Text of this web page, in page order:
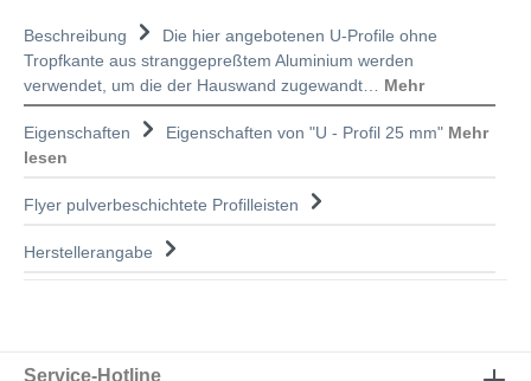
Beschreibung
Die hier angebotenen U-Profile ohne
Tropfkante aus stranggepreßtem Aluminium werden
verwendet, um die der Hauswand zugewandt… Mehr
Eigenschaften Eigenschaften von "U - Profil 25 mm" Mehr
lesen
Flyer pulverbeschichtete Profilleisten
Herstellerangabe
Service-Hotline